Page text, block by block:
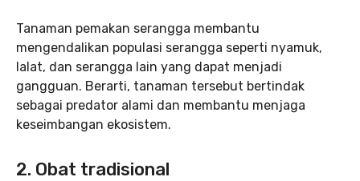
Tanaman pemakan serangga membantu
mengendalikan populasi serangga seperti nyamuk,
lalat, dan serangga lain yang dapat menjadi
gangguan. Berarti, tanaman tersebut bertindak
sebagai predator alami dan membantu menjaga
keseimbangan ekosistem.
2. Obat tradisional